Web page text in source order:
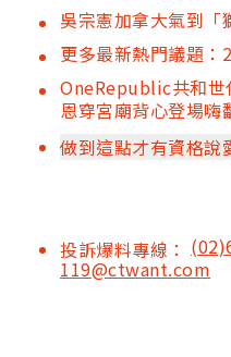
吳宗憲加拿大氣到
更多最新熱門議題：
OneRepublic共和
恩穿宮廟背心登場嗨
做到這點才有資格說
投訴爆料專線：
119@ctwant.com